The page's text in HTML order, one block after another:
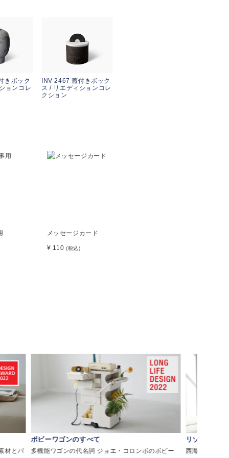
きボック
ョンコレ
INV-2467 蓋付きボック
ス / リエディションコレ
クション
メッセージカード
¥ 110(税込)
材とパ
ボビーワゴンのすべて
多機能ワゴンの代名詞 ジョエ・コロンボのボビー
リゾートチ
西海岸・メキ